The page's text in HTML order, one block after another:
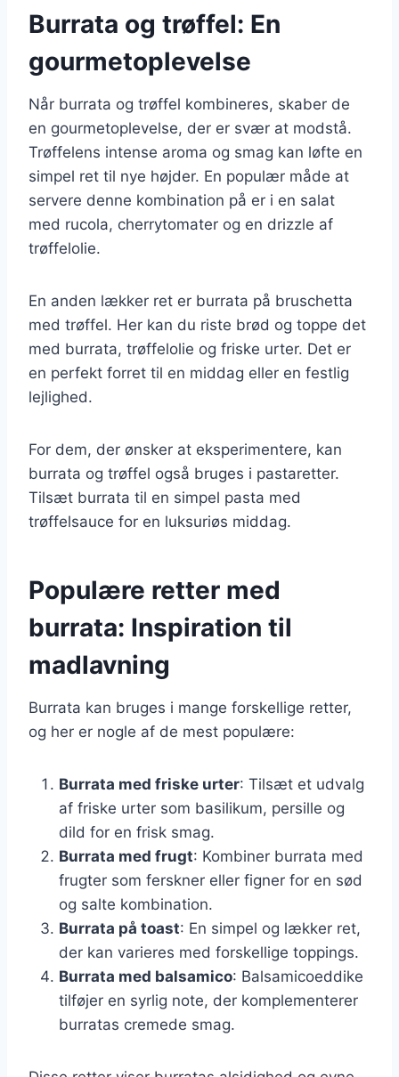
Burrata og trøffel: En
gourmetoplevelse
Når burrata og trøffel kombineres, skaber de
en gourmetoplevelse, der er svær at modstå.
Trøffelens intense aroma og smag kan løfte en
simpel ret til nye højder. En populær måde at
servere denne kombination på er i en salat
med rucola, cherrytomater og en drizzle af
trøffelolie.
En anden lækker ret er burrata på bruschetta
med trøffel. Her kan du riste brød og toppe det
med burrata, trøffelolie og friske urter. Det er
en perfekt forret til en middag eller en festlig
lejlighed.
For dem, der ønsker at eksperimentere, kan
burrata og trøffel også bruges i pastaretter.
Tilsæt burrata til en simpel pasta med
trøffelsauce for en luksuriøs middag.
Populære retter med
burrata: Inspiration til
madlavning
Burrata kan bruges i mange forskellige retter,
og her er nogle af de mest populære:
Burrata med friske urter: Tilsæt et udvalg
af friske urter som basilikum, persille og
dild for en frisk smag.
Burrata med frugt: Kombiner burrata med
frugter som ferskner eller figner for en sød
og salte kombination.
Burrata på toast: En simpel og lækker ret,
der kan varieres med forskellige toppings.
Burrata med balsamico: Balsamicoeddike
tilføjer en syrlig note, der komplementerer
burratas cremede smag.